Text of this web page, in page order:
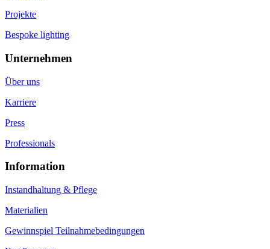
Projekte
Bespoke lighting
Unternehmen
Über uns
Karriere
Press
Professionals
Information
Instandhaltung & Pflege
Materialien
Gewinnspiel Teilnahmebedingungen